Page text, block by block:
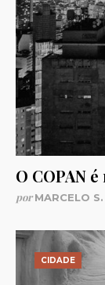
O COPAN
porMARCELO S.
CIDADE